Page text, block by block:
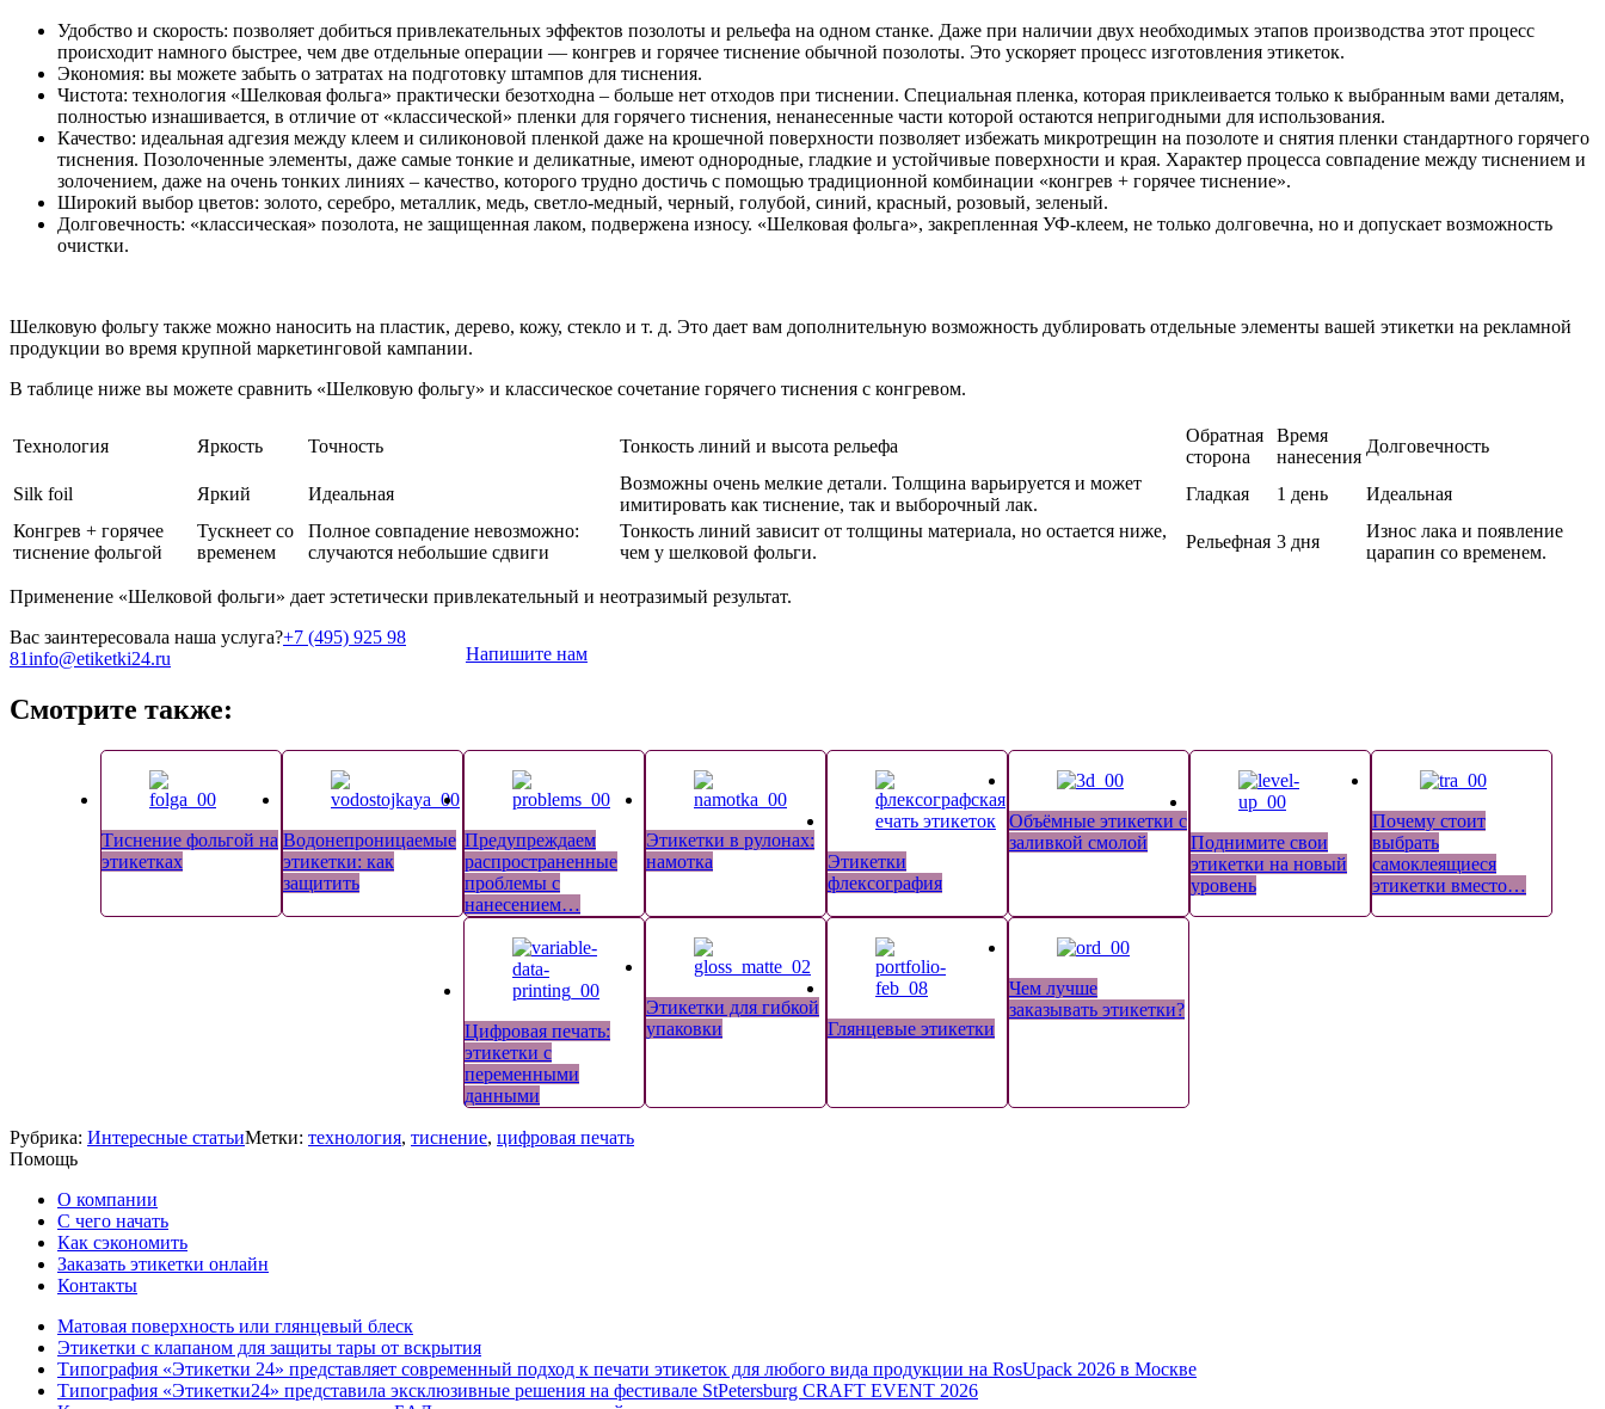
Удобство и скорость: позволяет добиться привлекательных эффектов позолоты и рельефа на одном станке. Даже при наличии двух необходимых этапов производства этот процесс
происходит намного быстрее, чем две отдельные операции — конгрев и горячее тиснение обычной позолоты. Это ускоряет процесс изготовления этикеток.
Экономия: вы можете забыть о затратах на подготовку штампов для тиснения.
Чистота: технология «Шелковая фольга» практически безотходна – больше нет отходов при тиснении. Специальная пленка, которая приклеивается только к выбранным вами деталям,
полностью изнашивается, в отличие от «классической» пленки для горячего тиснения, ненанесенные части которой остаются непригодными для использования.
Качество: идеальная адгезия между клеем и силиконовой пленкой даже на крошечной поверхности позволяет избежать микротрещин на позолоте и снятия пленки стандартного горячего
тиснения. Позолоченные элементы, даже самые тонкие и деликатные, имеют однородные, гладкие и устойчивые поверхности и края. Характер процесса совпадение между тиснением и
золочением, даже на очень тонких линиях – качество, которого трудно достичь с помощью традиционной комбинации «конгрев + горячее тиснение».
Широкий выбор цветов: золото, серебро, металлик, медь, светло-медный, черный, голубой, синий, красный, розовый, зеленый.
Долговечность: «классическая» позолота, не защищенная лаком, подвержена износу. «Шелковая фольга», закрепленная УФ-клеем, не только долговечна, но и допускает возможность
очистки.
Шелковую фольгу также можно наносить на пластик, дерево, кожу, стекло и т. д. Это дает вам дополнительную возможность дублировать отдельные элементы вашей этикетки на рекламной
продукции во время крупной маркетинговой кампании.
В таблице ниже вы можете сравнить «Шелковую фольгу» и классическое сочетание горячего тиснения с конгревом.
Технология Яркость Точность Тонкость линий и высота рельефа
Обратная
сторона
Время
нанесения
Долговечность
Silk foil Яркий Идеальная
Возможны очень мелкие детали. Толщина варьируется и может
имитировать как тиснение, так и выборочный лак.
Гладкая 1 день
Идеальная
Конгрев + горячее
тиснение фольгой
Тускнеет со
временем
Полное совпадение невозможно:
случаются небольшие сдвиги
Тонкость линий зависит от толщины материала, но остается ниже,
чем у шелковой фольги.
Рельефная 3 дня
Износ лака и появление
царапин со временем.
Применение «Шелковой фольги» дает эстетически привлекательный и неотразимый результат.
Вас заинтересовала наша услуга?+7 (495) 925 98
81info@etiketki24.ru Напишите нам
Смотрите также:
Тиснение фольгой на
этикетках
Водонепроницаемые
этикетки: как
защитить
Предупреждаем
распространенные
проблемы с
нанесением…
Этикетки в рулонах:
намотка
Этикетки
флексография
Объёмные этикетки с
заливкой смолой
Поднимите свои
этикетки на новый
уровень
Почему стоит
выбрать
самоклеящиеся
этикетки вместо…
Цифровая печать:
этикетки с
переменными
данными
Этикетки для гибкой
упаковки
Глянцевые этикетки
Чем лучше
заказывать этикетки?
Рубрика: Интересные статьиМетки: технология, тиснение, цифровая печать
Помощь
О компании
С чего начать
Как сэкономить
Заказать этикетки онлайн
Контакты
Матовая поверхность или глянцевый блеск
Этикетки с клапаном для защиты тары от вскрытия
Типография «Этикетки 24» представляет современный подход к печати этикеток для любого вида продукции на RosUpack 2026 в Москве
Типография «Этикетки24» представила эксклюзивные решения на фестивале StPetersburg CRAFT EVENT 2026